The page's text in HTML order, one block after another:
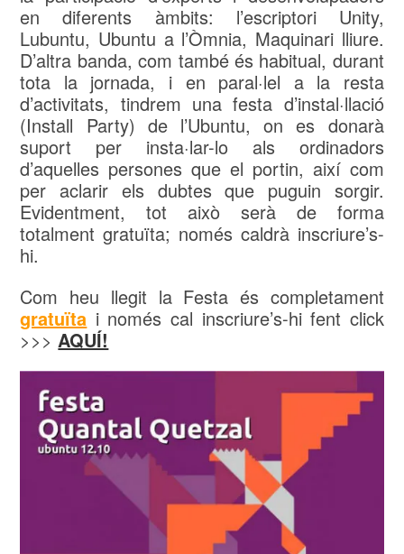
en diferents àmbits: l’escriptori Unity,
Lubuntu, Ubuntu a l’Òmnia, Maquinari lliure.
D’altra banda, com també és habitual, durant
tota la jornada, i en paral·lel a la resta
d’activitats, tindrem una festa d’instal·llació
(Install Party) de l’Ubuntu, on es donarà
suport per insta·lar-lo als ordinadors
d’aquelles persones que el portin, així com
per aclarir els dubtes que puguin sorgir.
Evidentment, tot això serà de forma
totalment gratuïta; només caldrà inscriure’s-
hi.
Com heu llegit la Festa és completament
gratuïta i només cal inscriure’s-hi fent click
>>>AQUÍ!